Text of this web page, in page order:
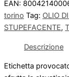
EAN:
torino Tag: OLIO
STUPEFACENTE,
Descrizione
Etichetta